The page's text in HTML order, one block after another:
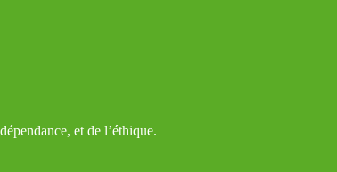
et de l’éthique.